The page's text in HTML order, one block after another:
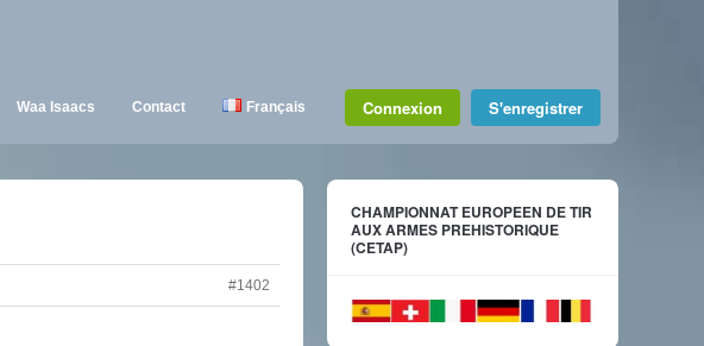
Waa Isaacs Contact Français Connexion S'enregistrer
#1402
CHAMPIONNAT EUROPEEN DE TIR
AUX ARMES PREHISTORIQUE
(CETAP)